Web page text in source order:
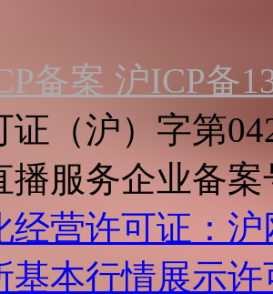
备案 沪ICP备
证（沪）字第
播服务企业备案
经营许可证：
基本行情展示许